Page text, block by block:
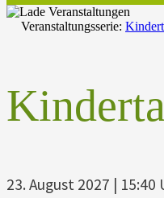
Veranstaltungsserie:
23. August 2027 | 15:40